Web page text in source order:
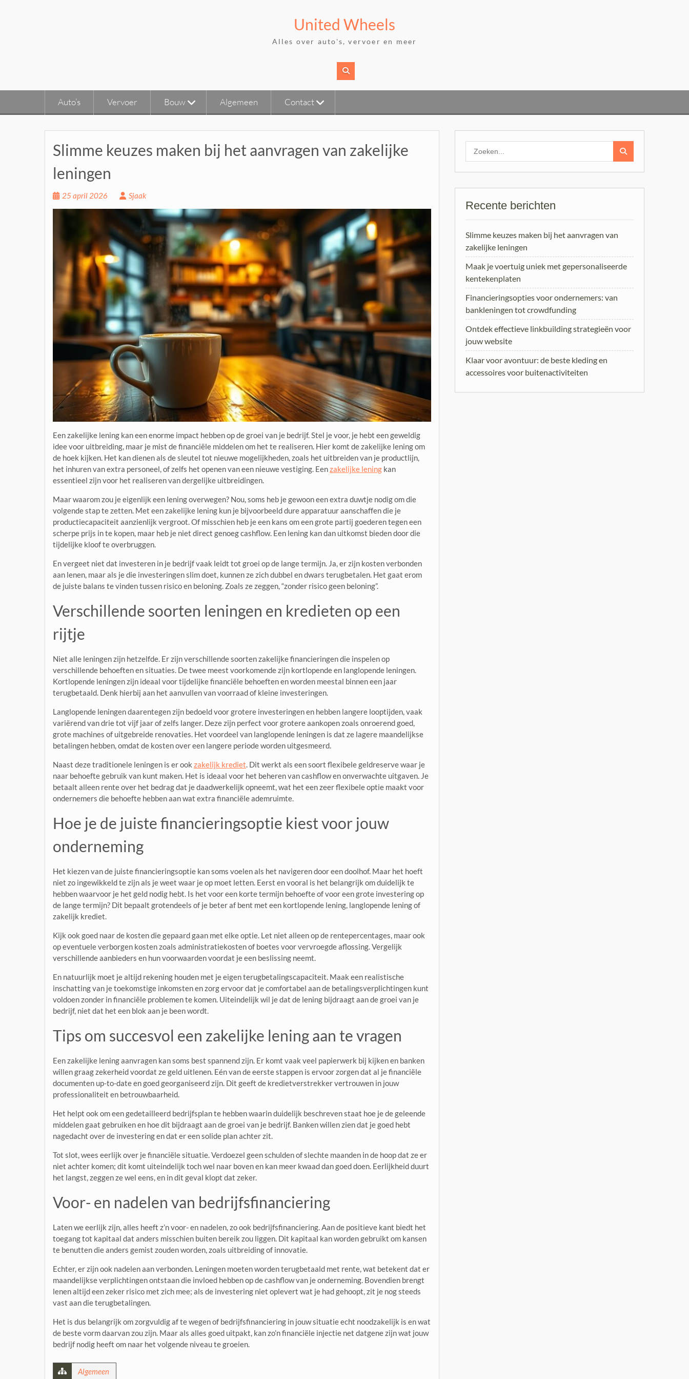
United Wheels
Alles over auto's, vervoer en meer
Auto’s Vervoer Bouw Algemeen Contact
Slimme keuzes maken bij het aanvragen van zakelijke
leningen
25 april 2026 Sjaak
Een zakelijke lening kan een enorme impact hebben op de groei van je bedrijf. Stel je voor, je hebt een geweldig
idee voor uitbreiding, maar je mist de financiële middelen om het te realiseren. Hier komt de zakelijke lening om
de hoek kijken. Het kan dienen als de sleutel tot nieuwe mogelijkheden, zoals het uitbreiden van je productlijn,
het inhuren van extra personeel, of zelfs het openen van een nieuwe vestiging. Eenzakelijke lening kan
essentieel zijn voor het realiseren van dergelijke uitbreidingen.
Maar waarom zou je eigenlijk een lening overwegen? Nou, soms heb je gewoon een extra duwtje nodig om die
volgende stap te zetten. Met een zakelijke lening kun je bijvoorbeeld dure apparatuur aanschaffen die je
productiecapaciteit aanzienlijk vergroot. Of misschien heb je een kans om een grote partij goederen tegen een
scherpe prijs in te kopen, maar heb je niet direct genoeg cashflow. Een lening kan dan uitkomst bieden door die
tijdelijke kloof te overbruggen.
En vergeet niet dat investeren in je bedrijf vaak leidt tot groei op de lange termijn. Ja, er zijn kosten verbonden
aan lenen, maar als je die investeringen slim doet, kunnen ze zich dubbel en dwars terugbetalen. Het gaat erom
de juiste balans te vinden tussen risico en beloning. Zoals ze zeggen, “zonder risico geen beloning”.
Verschillende soorten leningen en kredieten op een
rijtje
Niet alle leningen zijn hetzelfde. Er zijn verschillende soorten zakelijke financieringen die inspelen op
verschillende behoeften en situaties. De twee meest voorkomende zijn kortlopende en langlopende leningen.
Kortlopende leningen zijn ideaal voor tijdelijke financiële behoeften en worden meestal binnen een jaar
terugbetaald. Denk hierbij aan het aanvullen van voorraad of kleine investeringen.
Langlopende leningen daarentegen zijn bedoeld voor grotere investeringen en hebben langere looptijden, vaak
variërend van drie tot vijf jaar of zelfs langer. Deze zijn perfect voor grotere aankopen zoals onroerend goed,
grote machines of uitgebreide renovaties. Het voordeel van langlopende leningen is dat ze lagere maandelijkse
betalingen hebben, omdat de kosten over een langere periode worden uitgesmeerd.
Naast deze traditionele leningen is er ook zakelijk krediet. Dit werkt als een soort flexibele geldreserve waar je
naar behoefte gebruik van kunt maken. Het is ideaal voor het beheren van cashflow en onverwachte uitgaven. Je
betaalt alleen rente over het bedrag dat je daadwerkelijk opneemt, wat het een zeer flexibele optie maakt voor
ondernemers die behoefte hebben aan wat extra financiële ademruimte.
Hoe je de juiste financieringsoptie kiest voor jouw
onderneming
Het kiezen van de juiste financieringsoptie kan soms voelen als het navigeren door een doolhof. Maar het hoeft
niet zo ingewikkeld te zijn als je weet waar je op moet letten. Eerst en vooral is het belangrijk om duidelijk te
hebben waarvoor je het geld nodig hebt. Is het voor een korte termijn behoefte of voor een grote investering op
de lange termijn? Dit bepaalt grotendeels of je beter af bent met een kortlopende lening, langlopende lening of
zakelijk krediet.
Kijk ook goed naar de kosten die gepaard gaan met elke optie. Let niet alleen op de rentepercentages, maar ook
op eventuele verborgen kosten zoals administratiekosten of boetes voor vervroegde aflossing. Vergelijk
verschillende aanbieders en hun voorwaarden voordat je een beslissing neemt.
En natuurlijk moet je altijd rekening houden met je eigen terugbetalingscapaciteit. Maak een realistische
inschatting van je toekomstige inkomsten en zorg ervoor dat je comfortabel aan de betalingsverplichtingen kunt
voldoen zonder in financiële problemen te komen. Uiteindelijk wil je dat de lening bijdraagt aan de groei van je
bedrijf, niet dat het een blok aan je been wordt.
Tips om succesvol een zakelijke lening aan te vragen
Een zakelijke lening aanvragen kan soms best spannend zijn. Er komt vaak veel papierwerk bij kijken en banken
willen graag zekerheid voordat ze geld uitlenen. Eén van de eerste stappen is ervoor zorgen dat al je financiële
documenten up-to-date en goed georganiseerd zijn. Dit geeft de kredietverstrekker vertrouwen in jouw
professionaliteit en betrouwbaarheid.
Het helpt ook om een gedetailleerd bedrijfsplan te hebben waarin duidelijk beschreven staat hoe je de geleende
middelen gaat gebruiken en hoe dit bijdraagt aan de groei van je bedrijf. Banken willen zien dat je goed hebt
nagedacht over de investering en dat er een solide plan achter zit.
Tot slot, wees eerlijk over je financiële situatie. Verdoezel geen schulden of slechte maanden in de hoop dat ze er
niet achter komen; dit komt uiteindelijk toch wel naar boven en kan meer kwaad dan goed doen. Eerlijkheid duurt
het langst, zeggen ze wel eens, en in dit geval klopt dat zeker.
Voor- en nadelen van bedrijfsfinanciering
Laten we eerlijk zijn, alles heeft z’n voor- en nadelen, zo ook bedrijfsfinanciering. Aan de positieve kant biedt het
toegang tot kapitaal dat anders misschien buiten bereik zou liggen. Dit kapitaal kan worden gebruikt om kansen
te benutten die anders gemist zouden worden, zoals uitbreiding of innovatie.
Echter, er zijn ook nadelen aan verbonden. Leningen moeten worden terugbetaald met rente, wat betekent dat er
maandelijkse verplichtingen ontstaan die invloed hebben op de cashflow van je onderneming. Bovendien brengt
lenen altijd een zeker risico met zich mee; als de investering niet oplevert wat je had gehoopt, zit je nog steeds
vast aan die terugbetalingen.
Het is dus belangrijk om zorgvuldig af te wegen of bedrijfsfinanciering in jouw situatie echt noodzakelijk is en wat
de beste vorm daarvan zou zijn. Maar als alles goed uitpakt, kan zo’n financiële injectie net datgene zijn wat jouw
bedrijf nodig heeft om naar het volgende niveau te groeien.
Algemeen
Recente berichten
Slimme keuzes maken bij het aanvragen van
zakelijke leningen
Maak je voertuig uniek met gepersonaliseerde
kentekenplaten
Financieringsopties voor ondernemers: van
bankleningen tot crowdfunding
Ontdek effectieve linkbuilding strategieën voor
jouw website
Klaar voor avontuur: de beste kleding en
accessoires voor buitenactiviteiten